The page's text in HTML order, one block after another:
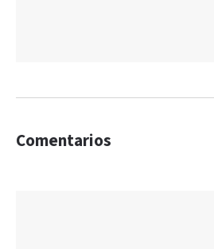
Comentarios